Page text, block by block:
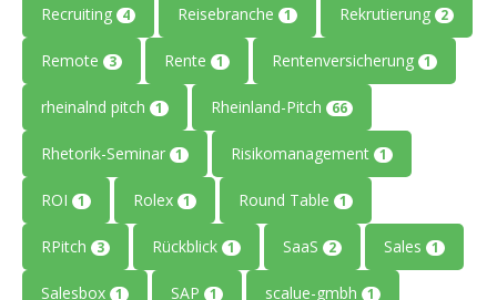
Recruiting 4 Reisebranche 1 Rekrutierung 2
Remote 3 Rente 1 Rentenversicherung 1
rheinalnd pitch 1 Rheinland-Pitch 66
Rhetorik-Seminar 1 Risikomanagement 1
ROI 1 Rolex 1 Round Table 1
RPitch 3 Rückblick 1 SaaS 2 Sales 1
Salesbox 1 SAP 1 scalue-gmbh 1